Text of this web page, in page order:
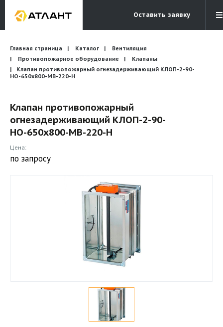
Оставить заявку
Электронная почта
info@atlantcompany.ru
Бесплатный звонок
8 (495) 532-45-07
Бренды
Каталоги
Бланки запросов
Главная страница Каталог
Вентиляция
Противопожарное оборудование
Клапаны
Клапан противопожарный огнезадерживающий КЛОП-2-90-
НО-650х800-МВ-220-Н
Клапан противопожарный
огнезадерживающий КЛОП-2-90-
НО-650х800-МВ-220-Н
Цена:
по запросу